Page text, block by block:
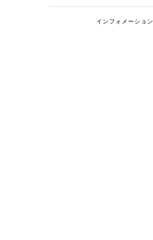
インフォメーション